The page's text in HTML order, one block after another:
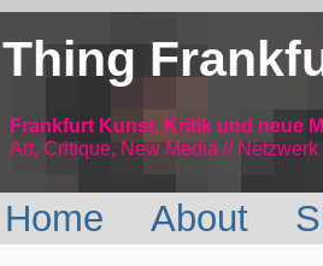
Thing
Frankfurt Kunst, Kritik und neue
Art, Critique, New Media // Netzwerk
Home About